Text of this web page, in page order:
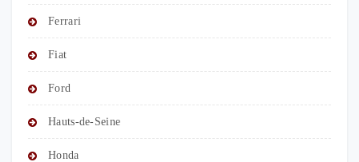
Ferrari
Fiat
Ford
Hauts-de-Seine
Honda